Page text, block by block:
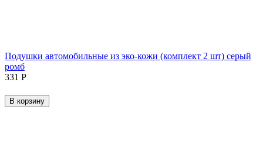
Подушки автомобильные из эко-кожи (комплект 2 шт) серый
ромб
‍331‍ Р
В корзину